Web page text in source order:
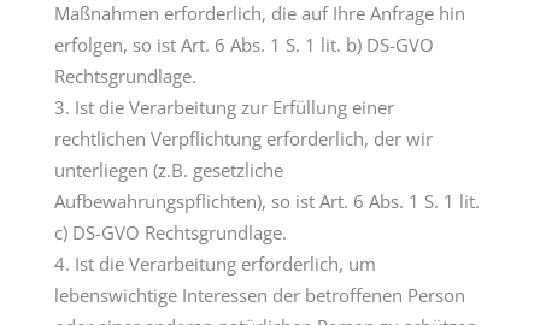
Maßnahmen erforderlich, die auf Ihre Anfrage hin
erfolgen, so ist Art. 6 Abs. 1 S. 1 lit. b) DS-GVO
Rechtsgrundlage.
Ist die Verarbeitung zur Erfüllung einer
rechtlichen Verpflichtung erforderlich, der wir
unterliegen (z.B. gesetzliche
Aufbewahrungspflichten), so ist Art. 6 Abs. 1 S. 1 lit.
c) DS-GVO Rechtsgrundlage.
Ist die Verarbeitung erforderlich, um
lebenswichtige Interessen der betroffenen Person